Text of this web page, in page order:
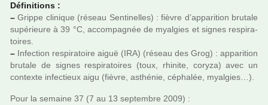
Définitions :
– Grippe cli­ni­que (réseau Sentinelles) : fièvre d’appa­ri­tion bru­tale
supé­rieure à 39 °C, accom­pa­gnée de myal­gies et signes res­pi­ra­
toi­res.
– Infection res­pi­ra­toire aiguë (IRA) (réseau des Grog) : appa­ri­tion
bru­tale de signes res­pi­ra­toi­res (toux, rhi­nite, coryza) avec un
contexte infec­tieux aigu (fièvre, asthé­nie, cépha­lée, myal­gies…).
Pour la semaine 37 (7 au 13 sep­tem­bre 2009) :